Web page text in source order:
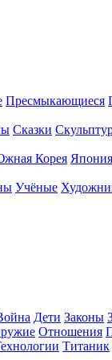
Пресмыкающиеся
Сказки
Корея Япония
Учёные
Дети Законы
Отношения
Титаник